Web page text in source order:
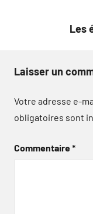
Les
Laisser un
Votre adresse e-
obligatoires sont
Commentaire*